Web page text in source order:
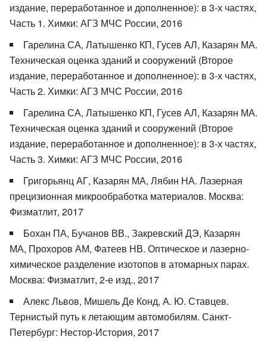
издание, переработанное и дополненное): в 3-х частях,
Часть 1. Химки: АГЗ МЧС России, 2016
Гарелина СА, Латышенко КП, Гусев АЛ, Казарян МА.
Техническая оценка зданий и сооружений (Второе
издание, переработанное и дополненное): в 3-х частях,
Часть 2. Химки: АГЗ МЧС России, 2016
Гарелина СА, Латышенко КП, Гусев АЛ, Казарян МА.
Техническая оценка зданий и сооружений (Второе
издание, переработанное и дополненное): в 3-х частях,
Часть 3. Химки: АГЗ МЧС России, 2016
Григорьянц АГ, Казарян МА, Лябин НА. Лазерная
прецизионная микрообработка материалов. Москва:
Физматлит, 2017
Бохан ПА, Бучанов ВВ., Закревский ДЭ, Казарян
МА, Прохоров АМ, Фатеев НВ. Оптическое и лазерно-
химическое разделение изотопов в атомарных парах.
Москва: Физматлит, 2-е изд., 2017
Алекс Львов, Мишель Де Конд, А. Ю. Ставцев.
Тернистый путь к летающим автомобилям. Санкт-
Петербург: Нестор-История, 2017